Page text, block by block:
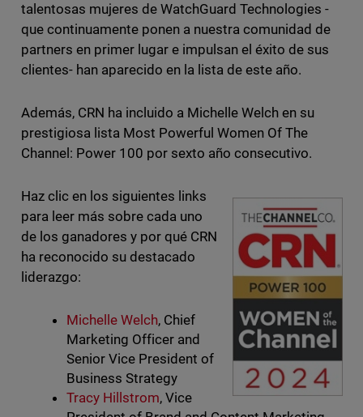
talentosas mujeres de WatchGuard Technologies -
que continuamente ponen a nuestra comunidad de
partners en primer lugar e impulsan el éxito de sus
clientes- han aparecido en la lista de este año.
Además, CRN ha incluido a Michelle Welch en su
prestigiosa lista Most Powerful Women Of The
Channel: Power 100 por sexto año consecutivo.
Haz clic en los siguientes links
para leer más sobre cada uno
de los ganadores y por qué CRN
ha reconocido su destacado
liderazgo:
Michelle Welch, Chief
Marketing Officer and
Senior Vice President of
Business Strategy
Tracy Hillstrom, Vice